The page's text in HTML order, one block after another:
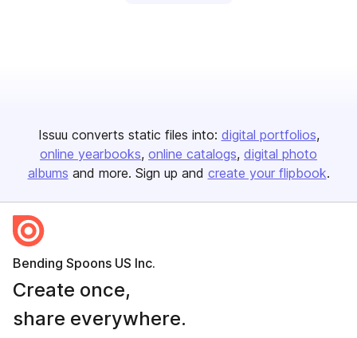
Issuu converts static files into: digital portfolios
online yearbooks online catalogs digital photo
albums and more. Sign up and create your flipbook.
Bending Spoons US Inc.
Create once,
share everywhere.